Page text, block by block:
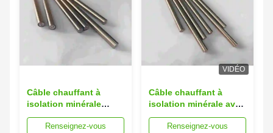
Câble chauffant à
isolation minérale
haute température
avec plusieurs types
Renseignez-vous
VIDÉO
Câble chauffant à
isolation minérale avec
isolation MgO de haute
pureté à 99,6 % pour
Renseignez-vous